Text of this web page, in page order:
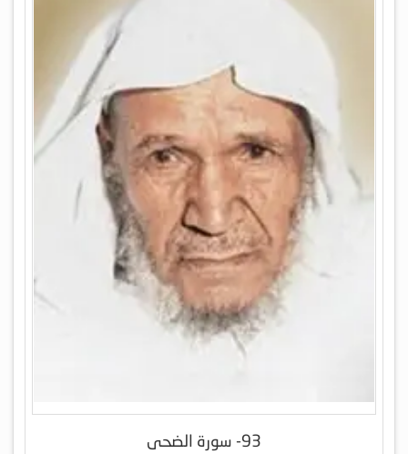
93- سورة الضحى